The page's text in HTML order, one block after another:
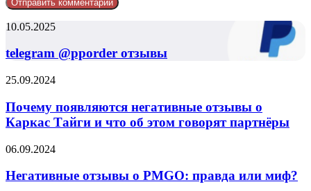
telegram
отзывы
10.05.2025
telegram @pporder отзывы
Почему
негативные
отзывы
о
Тайги
что
25.09.2024
Почему появляются негативные отзывы о
Каркас Тайги и что об этом говорят партнёры
Негативные
о
06.09.2024
Негативные отзывы о PMGO: правда или миф?